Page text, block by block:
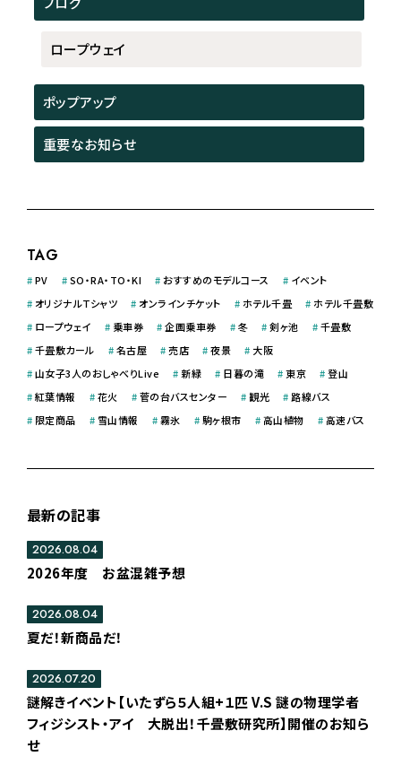
ロープウェイ
ポップアップ
重要なお知らせ
TAG
#PV #SO・RA・TO・KI #おすすめのモデルコース # イベント
# オリジナルＴシャツ # オンラインチケット # ホテル千畳 # ホテル千畳敷
# ロープウェイ # 乗車券 #企画乗車券 #冬 #剣ヶ池 #千畳敷
#千畳敷カール #名古屋 #売店 #夜景 # 大阪
#山女子3人のおしゃべりLive # 新緑 # 日暮の滝 #東京 #登山
#紅葉情報 #花火 #菅の台バスセンター # 観光 # 路線バス
# 限定商品 # 雪山情報 #霧氷 #駒ヶ根市 #高山植物 #高速バス
最新の記事
2026年度 お盆混雑予想
2026.08.04
夏だ！新商品だ！
2026.08.04
謎解きイベント【いたずら５人組+１匹 V.S 謎の物理学者
フィジシスト・アイ 大脱出！千畳敷研究所】開催のお知ら
せ
2026.07.20